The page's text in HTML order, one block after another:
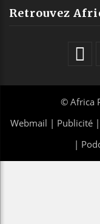
Retrouvez
© Africa
Webmail | Publicité
|